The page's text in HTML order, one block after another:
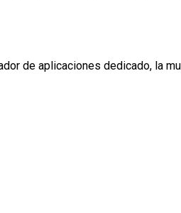
de aplicaciones dedicado, la